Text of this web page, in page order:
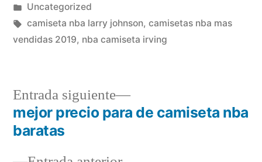
por
Publicado
en
Uncategorized
Etiquetas:
camiseta nba larry johnson, camisetas nba mas
vendidas 2019, nba camiseta irving
Navegación
Entrada siguiente
Entrada
siguiente:
mejor precio para de camiseta nba
baratas